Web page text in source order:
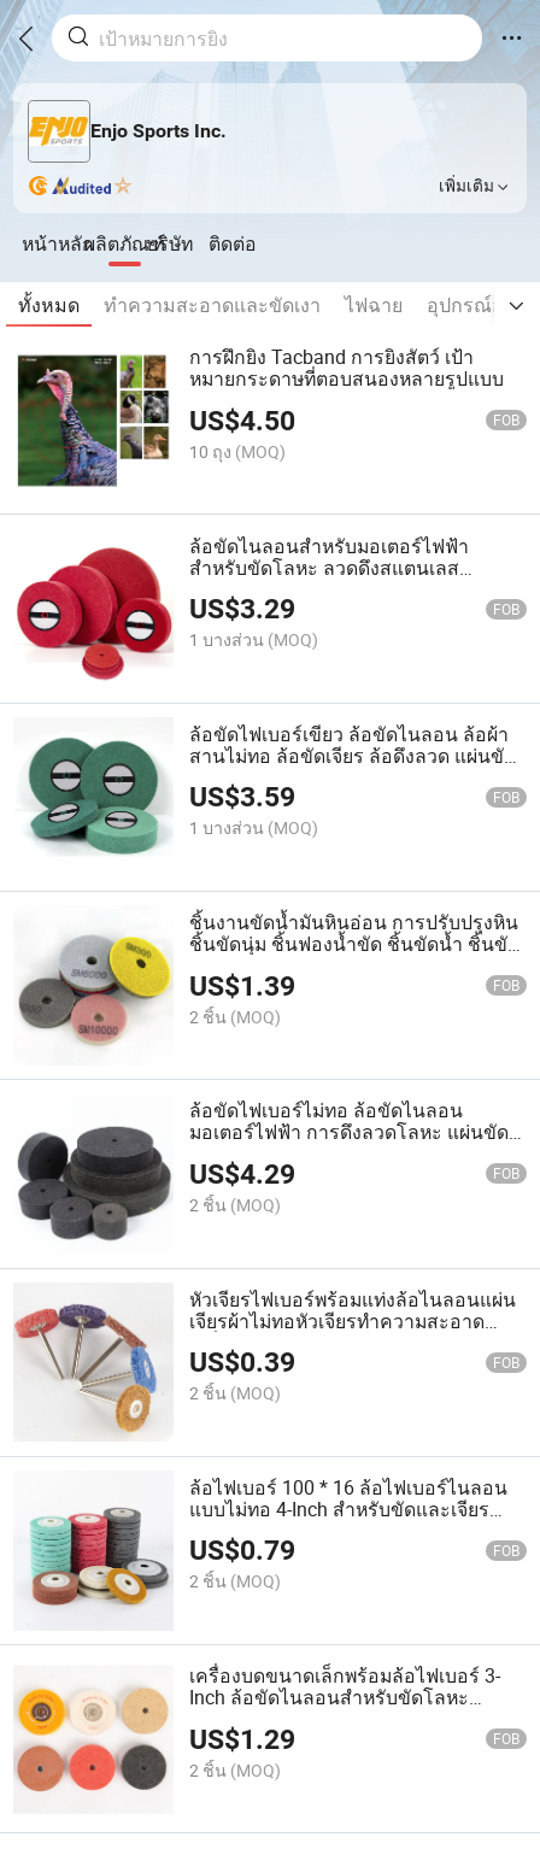
Enjo Sports Inc.
เพิ่มเติม
หน้าหลักผลิตภัณฑ์บริษัท ติดต่อ
ทั้งหมด ทำความสะอาดและขัดเงา ไฟฉาย
อุปกรณ์ออป
การฝึกยิง Tacband การยิงสัตว์ เป้า
หมายกระดาษที่ตอบสนองหลายรูปแบบ
US$4.50 FOB
10 ถุง (MOQ)
ล้อขัดไนลอนสำหรับมอเตอร์ไฟฟ้า
สำหรับขัดโลหะ ลวดดึงสแตนเลส
150300 ล้อดึงลวดสแตนเลส
US$3.29 FOB
1 บางส่วน (MOQ)
ล้อขัดไฟเบอร์เขียว ล้อขัดไนลอน ล้อผ้า
สานไม่ทอ ล้อขัดเจียร ล้อดึงลวด แผ่นขัด
โลหะสแตนเลส
US$3.59 FOB
1 บางส่วน (MOQ)
ชิ้นงานขัดน้ำมันหินอ่อน การปรับปรุงหิน
ชิ้นขัดนุ่ม ชิ้นฟองน้ำขัด ชิ้นขัดน้ำ ชิ้นขัด
US$1.39 FOB
2 ชิ้น (MOQ)
ล้อขัดไฟเบอร์ไม่ทอ ล้อขัดไนลอน
มอเตอร์ไฟฟ้า การดึงลวดโลหะ แผ่นขัดส
แตนเลส
US$4.29 FOB
2 ชิ้น (MOQ)
หัวเจียรไฟเบอร์พร้อมแท่งล้อไนลอนแผ่น
เจียรผ้าไม่ทอหัวเจียรทำความสะอาด
เครื่องมือขัดเงา
US$0.39 FOB
2 ชิ้น (MOQ)
ล้อไฟเบอร์ 100 * 16 ล้อไฟเบอร์ไนลอน
แบบไม่ทอ 4-Inch สำหรับขัดและเจียร
โลหะ ไม้ พลาสติก
US$0.79 FOB
2 ชิ้น (MOQ)
เครื่องบดขนาดเล็กพร้อมล้อไฟเบอร์ 3-
Inch ล้อขัดไนลอนสำหรับขัดโลหะ
US$1.29 FOB
2 ชิ้น (MOQ)